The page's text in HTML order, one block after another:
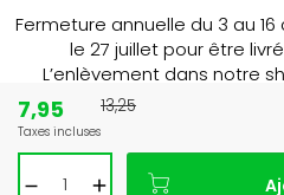
Fermeture annuelle du 3 au
le 27 juillet pour être
L’enlèvement dans notre
7,95
Taxes incluses
13,25